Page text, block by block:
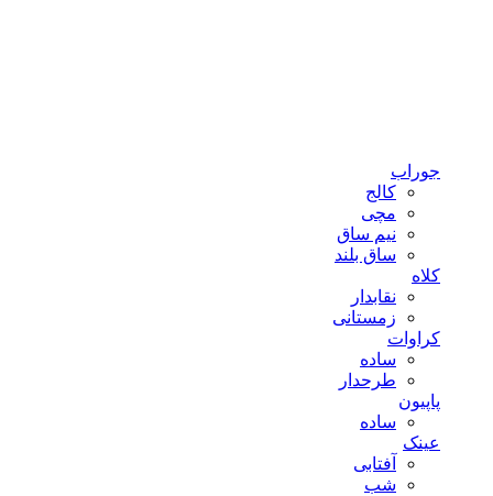
جوراب
کالج
مچی
نیم ساق
ساق بلند
کلاه
نقابدار
زمستانی
کراوات
ساده
طرحدار
پاپیون
ساده
عینک
آفتابی
شب